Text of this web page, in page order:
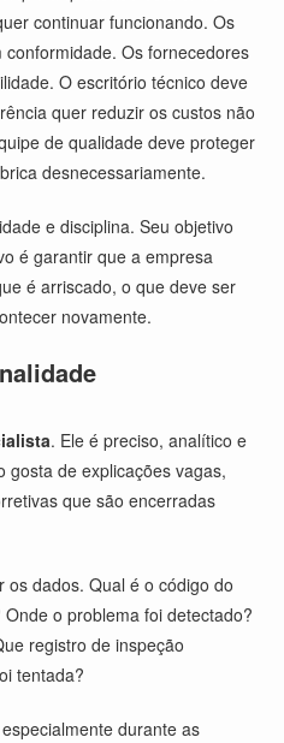
continuar funcionando. Os
Os fornecedores
O escritório técnico deve
quer reduzir os custos não
de qualidade deve proteger
desnecessariamente.
e disciplina. Seu objetivo
é garantir que a empresa
é arriscado, o que deve ser
novamente.
. Ele é preciso, analítico e
gosta de explicações vagas,
que são encerradas
dados. Qual é o código do
o problema foi detectado?
registro de inspeção
tentada?
durante as